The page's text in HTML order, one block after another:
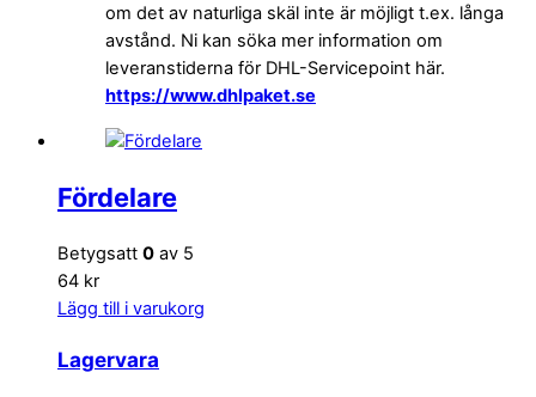
om det av naturliga skäl inte är möjligt t.ex. långa
avstånd. Ni kan söka mer information om
leveranstiderna för DHL-Servicepoint här.
https://www.dhlpaket.se
Fördelare
Betygsatt 0 av 5
64 kr
Lägg till i varukorg
Lagervara